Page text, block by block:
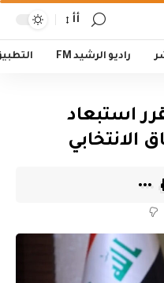
أأ
راديو الرشيد FM
استبعاد